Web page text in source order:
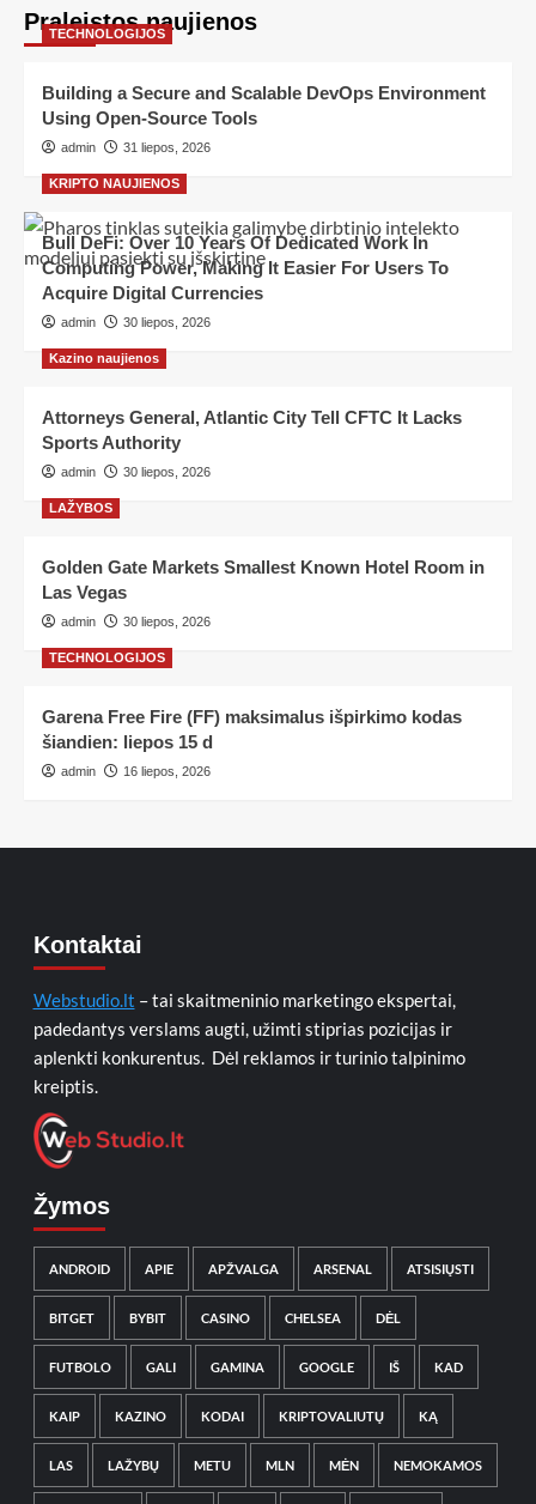
Praleistos naujienos
TECHNOLOGIJOS
Building a Secure and Scalable DevOps Environment
Using Open-Source Tools
admin 31 liepos, 2026
KRIPTO NAUJIENOS
Bull DeFi: Over 10 Years Of Dedicated Work In
Computing Power, Making It Easier For Users To
Acquire Digital Currencies
admin 30 liepos, 2026
Kazino naujienos
Attorneys General, Atlantic City Tell CFTC It Lacks
Sports Authority
admin 30 liepos, 2026
LAŽYBOS
Golden Gate Markets Smallest Known Hotel Room in
Las Vegas
admin 30 liepos, 2026
TECHNOLOGIJOS
Garena Free Fire (FF) maksimalus išpirkimo kodas
šiandien: liepos 15 d
admin 16 liepos, 2026
Kontaktai
Webstudio.lt – tai skaitmeninio marketingo ekspertai,
padedantys verslams augti, užimti stiprias pozicijas ir
aplenkti konkurentus. Dėl reklamos ir turinio talpinimo
kreiptis.
Žymos
ANDROID APIE APŽVALGA ARSENAL ATSISIŲSTI
BITGET BYBIT CASINO CHELSEA DĖL
FUTBOLO GALI GAMINA GOOGLE IŠ KAD
KAIP KAZINO KODAI KRIPTOVALIUTŲ KĄ
LAS LAŽYBŲ METU MLN MĖN NEMOKAMOS